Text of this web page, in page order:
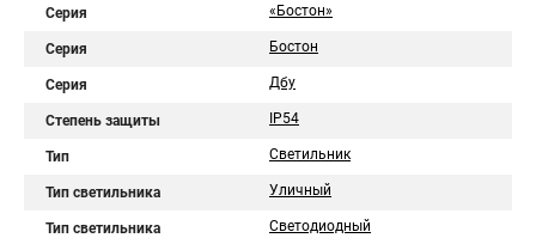
Серия «Бостон»
Серия Бостон
Серия Дбу
Степень защиты IP54
Тип Светильник
Тип светильника Уличный
Тип светильника Светодиодный